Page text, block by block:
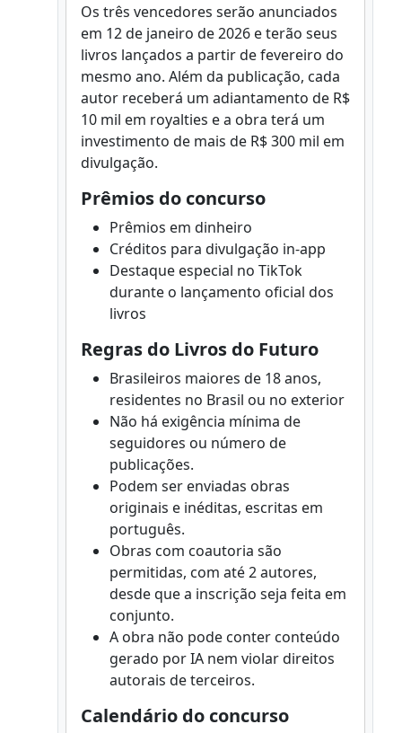
Os três vencedores serão anunciados
em 12 de janeiro de 2026 e terão seus
livros lançados a partir de fevereiro do
mesmo ano. Além da publicação, cada
autor receberá um adiantamento de R$
10 mil em royalties e a obra terá um
investimento de mais de R$ 300 mil em
divulgação.
Prêmios do concurso
Prêmios em dinheiro
Créditos para divulgação in-app
Destaque especial no TikTok
durante o lançamento oficial dos
livros
Regras do Livros do Futuro
Brasileiros maiores de 18 anos,
residentes no Brasil ou no exterior
Não há exigência mínima de
seguidores ou número de
publicações.
Podem ser enviadas obras
originais e inéditas, escritas em
português.
Obras com coautoria são
permitidas, com até 2 autores,
desde que a inscrição seja feita em
conjunto.
A obra não pode conter conteúdo
gerado por IA nem violar direitos
autorais de terceiros.
Calendário do concurso